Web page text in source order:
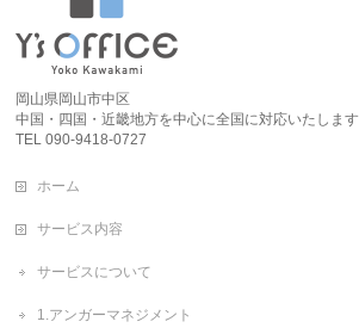
岡山県岡山市中区
中国・四国・近畿地方を中心に全国に対応いたします
TEL 090-9418-0727
ホーム
サービス内容
サービスについて
1.アンガーマネジメント